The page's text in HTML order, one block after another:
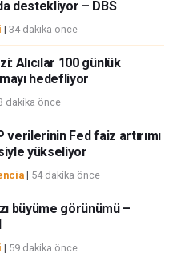
yayınlanan bilgiler çalışanlar,
genel piyasa yorumu olarak
yada dolaylı olarak ortaya
bir sınırlama olmaksızın
kabul etmemektedir.
destekliyor – DBS
| 34 dakika önce
Alıcılar 100 günlük
hedefliyor
dakika önce
verilerinin Fed faiz artırımı
yükseliyor
| 54 dakika önce
büyüme görünümü –
| 59 dakika önce